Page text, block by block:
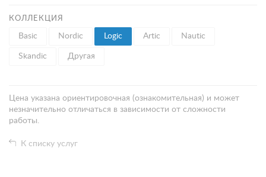
КОЛЛЕКЦИЯ
Basic Nordic Logic Artic Nautic
Skandic Другая
Цена указана ориентировочная (ознакомительная) и может
незначительно отличаться в зависимости от сложности
работы.
К списку услуг